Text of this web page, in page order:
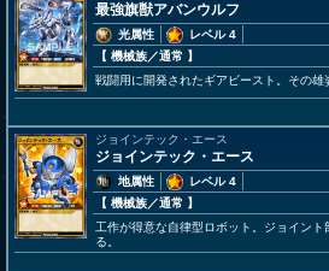
最強旗獣アバンウルフ
光属性
レベル 4
【 機械族／通常 】
戦闘用に開発されたギアビースト。その雄
ジョインテック・エース
ジョインテック・エース
地属性
レベル 4
【 機械族／通常 】
工作が得意な自律型ロボット。ジョイン
る。